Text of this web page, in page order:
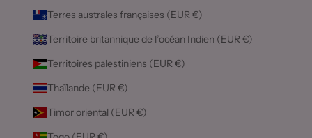
Terres australes françaises (EUR €)
Territoire britannique de l’océan Indien (EUR €)
Territoires palestiniens (EUR €)
Thaïlande (EUR €)
Timor oriental (EUR €)